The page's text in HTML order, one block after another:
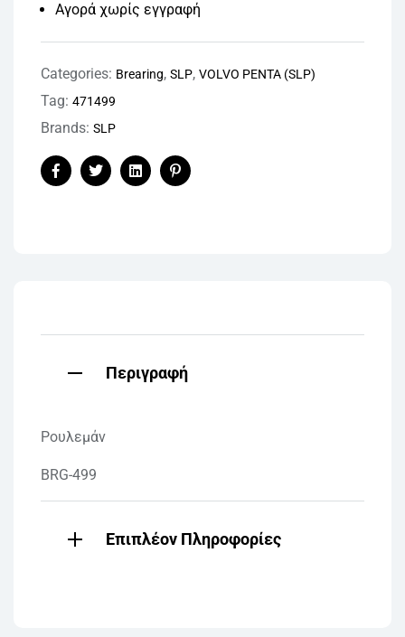
Αγορά χωρίς εγγραφή
Categories: Brearing, SLP, VOLVO PENTA (SLP)
Tag: 471499
Brands: SLP
FacebookTwitterLinkedinPinterest
Περιγραφή
Ρουλεμάν
BRG-499
Επιπλέον Πληροφορίες